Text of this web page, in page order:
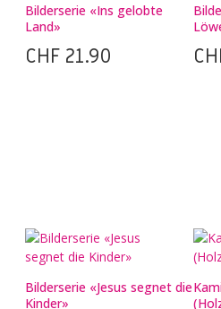
Bilderserie «Ins gelobte
Land»
CHF 21.90
Bilderserie «Jesus segnet die
Kinder»